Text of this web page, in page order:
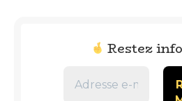
Restez